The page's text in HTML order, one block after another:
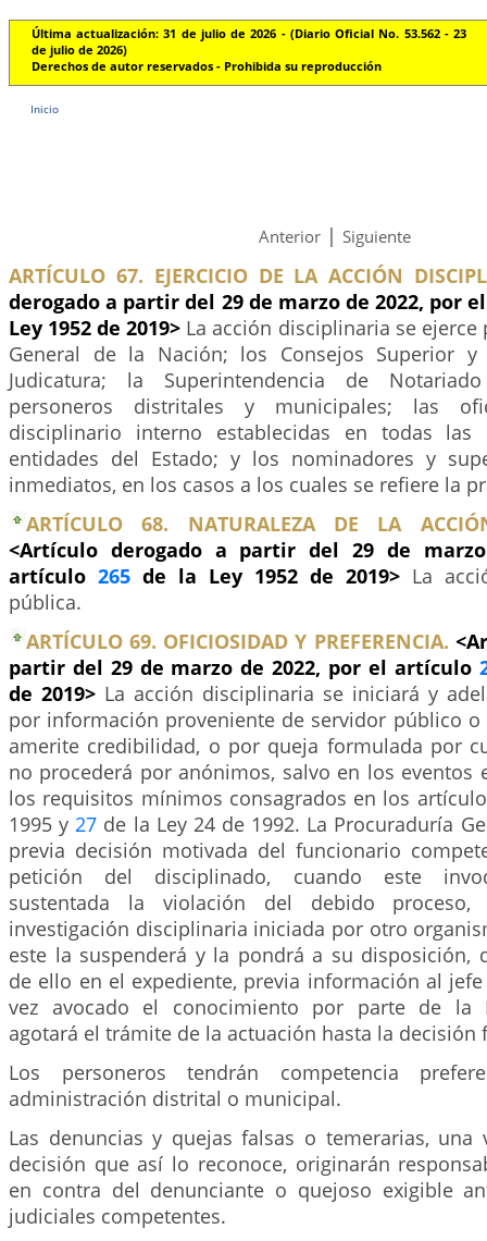
Última actualización: 31 de julio de 2026 - (Diario Oficial No. 53.562 - 23
de julio de 2026)
Derechos de autor reservados - Prohibida su reproducción
Inicio
Anterior | Siguiente
ARTÍCULO 67. EJERCICIO DE LA ACCIÓN
derogado a partir del 29 de marzo de 2022, por
Ley 1952 de 2019> La acción disciplinaria se
General de la Nación; los Consejos Superior y
Judicatura; la Superintendencia de
personeros distritales y municipales; las
disciplinario interno establecidas en todas las
entidades del Estado; y los nominadores y
inmediatos, en los casos a los cuales se refiere la
ARTÍCULO 68. NATURALEZA DE LA
<Artículo derogado a partir del 29 de
artículo 265 de la Ley 1952 de 2019> La
pública.
ARTÍCULO 69. OFICIOSIDAD Y PREFERENCIA.
partir del 29 de marzo de 2022, por el artículo
de 2019> La acción disciplinaria se iniciará y
por información proveniente de servidor público
amerite credibilidad, o por queja formulada por
no procederá por anónimos, salvo en los eventos
los requisitos mínimos consagrados en los
1995 y27 de la Ley 24 de 1992. La Procuraduría
previa decisión motivada del funcionario
petición del disciplinado, cuando este
sustentada la violación del debido
investigación disciplinaria iniciada por otro
este la suspenderá y la pondrá a su disposición,
de ello en el expediente, previa información al
vez avocado el conocimiento por parte de la
agotará el trámite de la actuación hasta la decisión
Los personeros tendrán competencia
administración distrital o municipal.
Las denuncias y quejas falsas o temerarias, una
decisión que así lo reconoce, originarán
en contra del denunciante o quejoso exigible
judiciales competentes.